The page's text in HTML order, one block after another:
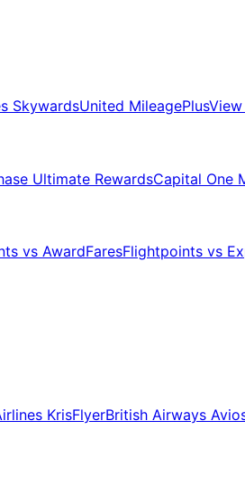
SkywardsUnited MileagePlus
Ultimate RewardsCapital One
vs AwardFaresFlightpoints vs
KrisFlyerBritish Airways